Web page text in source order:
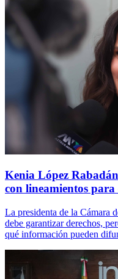
Kenia López
con lineamientos para
La presidenta de la Cámara
debe garantizar derechos,
qué información pueden